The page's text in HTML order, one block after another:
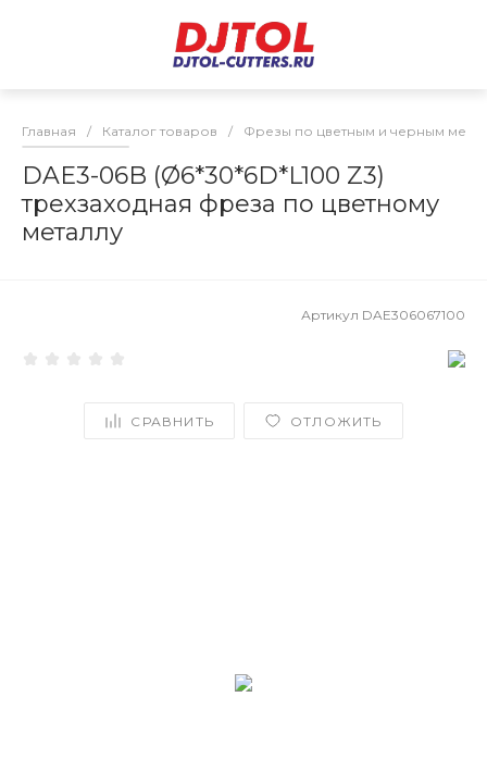
Главная / Каталог товаров / Фрезы по цветным и черным
DAE3-06B (Ø6*30*6D*L100 Z3)
трехзаходная фреза по цветному
металлу
Артикул DAE306067100
СРАВНИТЬ ОТЛОЖИТЬ